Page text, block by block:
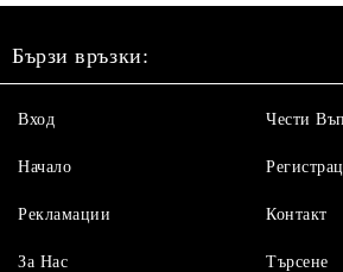
Бързи връзки:
Вход
Начало
Рекламации
За Нас
Чести
Контакт
Търсене